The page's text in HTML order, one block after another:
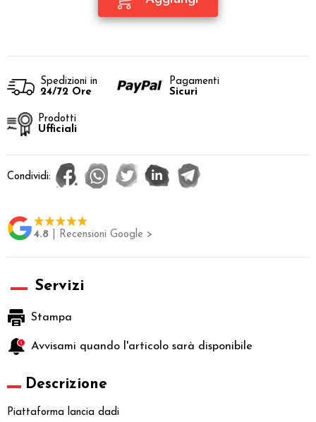
Spedizioni in
24/72 Ore
Pagamenti
Sicuri
Prodotti
Ufficiali
Condividi:
4.8 | Recensioni Google >
Servizi
Stampa
Avvisami quando l'articolo sarà disponibile
Descrizione
Piattaforma lancia dadi